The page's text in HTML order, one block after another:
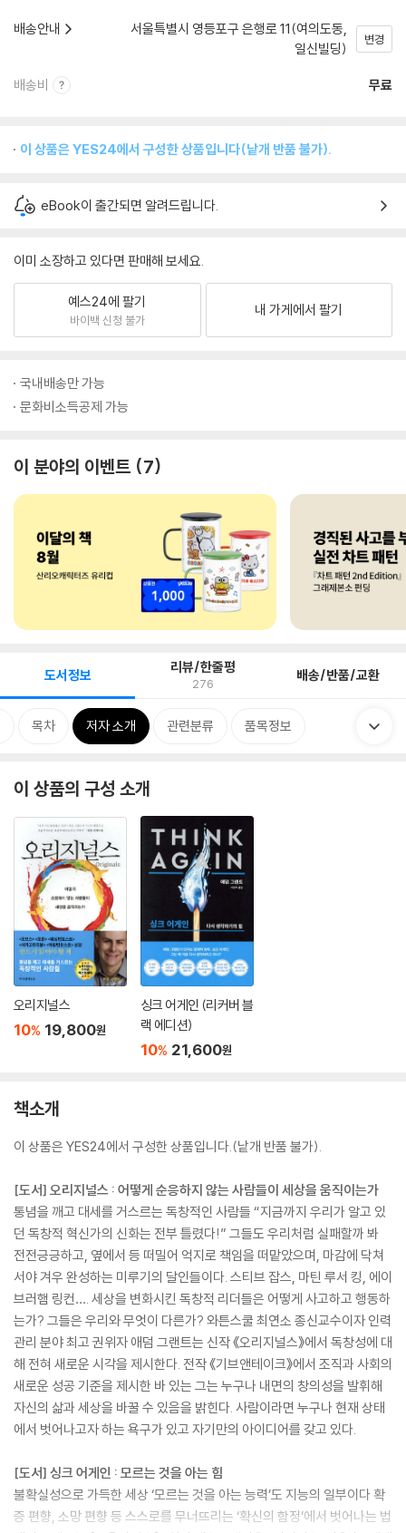
배송안내
서울특별시 영등포구 은행로 11(여의도동,
일신빌딩)
변경
배송비 무료
이 상품은 YES24에서 구성한 상품입니다(낱개 반품 불가).
eBook이 출간되면 알려드립니다.
이미 소장하고 있다면 판매해 보세요.
예스24에 팔기
바이백 신청 불가
내 가게에서 팔기
국내배송만 가능
문화비소득공제 가능
이 분야의 이벤트 7
도서정보 리뷰/한줄평
276 배송/반품/교환
목차 저자 소개 관련분류 품목정보
이 상품의 구성 소개
오리지널스
10% 19,800원
싱크 어게인 (리커버 블
랙 에디션)
10% 21,600원
책소개
이 상품은 YES24에서 구성한 상품입니다.(낱개 반품 불가).
[도서] 오리지널스 : 어떻게 순응하지 않는 사람들이 세상을 움직이는가
통념을 깨고 대세를 거스르는 독창적인 사람들 “지금까지 우리가 알고 있
던 독창적 혁신가의 신화는 전부 틀렸다!” 그들도 우리처럼 실패할까 봐
전전긍긍하고, 옆에서 등 떠밀어 억지로 책임을 떠맡았으며, 마감에 닥쳐
서야 겨우 완성하는 미루기의 달인들이다. 스티브 잡스, 마틴 루서 킹, 에이
브러햄 링컨…. 세상을 변화시킨 독창적 리더들은 어떻게 사고하고 행동하
는가? 그들은 우리와 무엇이 다른가? 와튼스쿨 최연소 종신교수이자 인력
관리 분야 최고 권위자 애덤 그랜트는 신작 《오리지널스》에서 독창성에 대
해 전혀 새로운 시각을 제시한다. 전작 《기브앤테이크》에서 조직과 사회의
새로운 성공 기준을 제시한 바 있는 그는 누구나 내면의 창의성을 발휘해
자신의 삶과 세상을 바꿀 수 있음을 밝힌다. 사람이라면 누구나 현재 상태
에서 벗어나고자 하는 욕구가 있고 자기만의 아이디어를 갖고 있다.
[도서] 싱크 어게인 : 모르는 것을 아는 힘
불확실성으로 가득한 세상 ‘모르는 것을 아는 능력’도 지능의 일부이다 확
증 편향, 소망 편향 등 스스로를 무너뜨리는 ‘확신의 함정’에서 벗어나는 법